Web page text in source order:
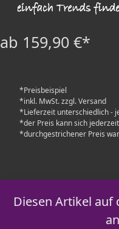
ab 159,90 €*
*Preisbeispiel
*inkl. MwSt. zzgl. Versand
*Lieferzeit unterschiedlich -
*der Preis kann sich
*durchgestrichener Preis
Diesen Artikel auf